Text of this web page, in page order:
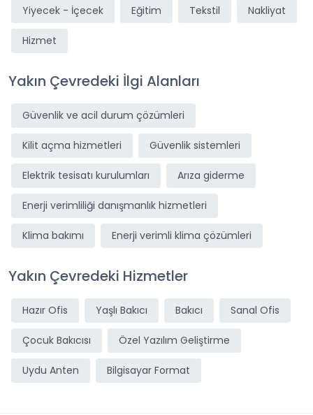
Yiyecek - İçecek Eğitim Tekstil Nakliyat
Hizmet
Yakın Çevredeki İlgi Alanları
Güvenlik ve acil durum çözümleri
Kilit açma hizmetleri Güvenlik sistemleri
Elektrik tesisatı kurulumları Arıza giderme
Enerji verimliliği danışmanlık hizmetleri
Klima bakımı Enerji verimli klima çözümleri
Yakın Çevredeki Hizmetler
Hazır Ofis Yaşlı Bakıcı Bakıcı Sanal Ofis
Çocuk Bakıcısı Özel Yazılım Geliştirme
Uydu Anten Bilgisayar Format